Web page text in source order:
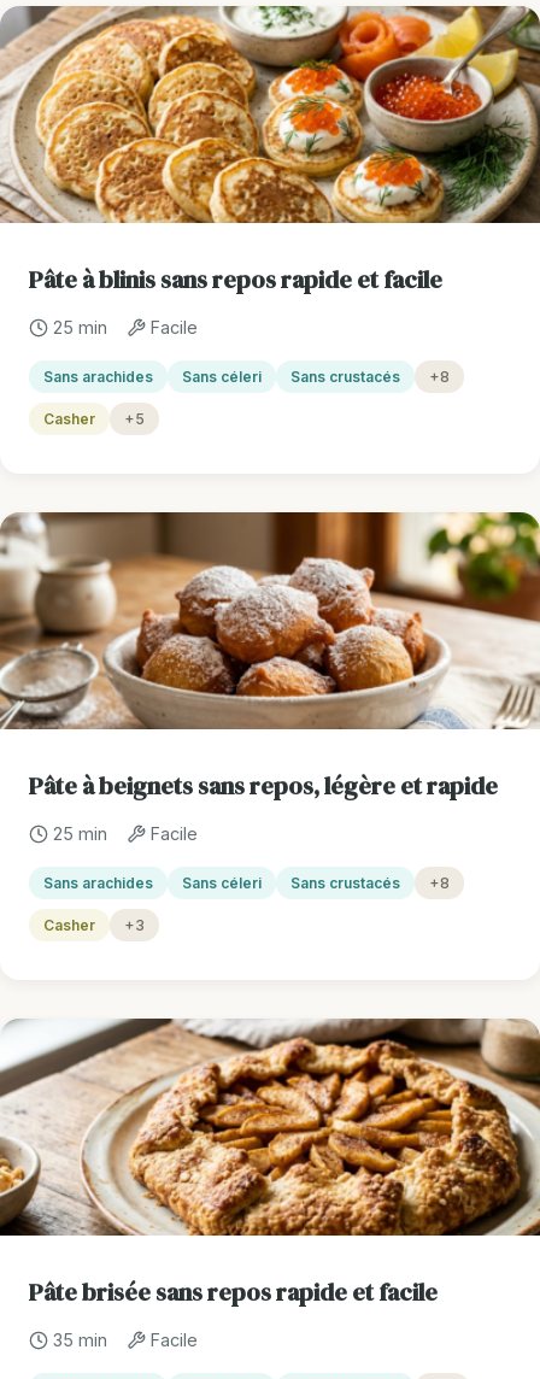
Pâte à blinis sans repos rapide et facile
25 min Facile
Sans arachides Sans céleri Sans crustacés +8
Casher +5
Pâte à beignets sans repos, légère et rapide
25 min Facile
Sans arachides Sans céleri Sans crustacés +8
Casher +3
Pâte brisée sans repos rapide et facile
35 min Facile